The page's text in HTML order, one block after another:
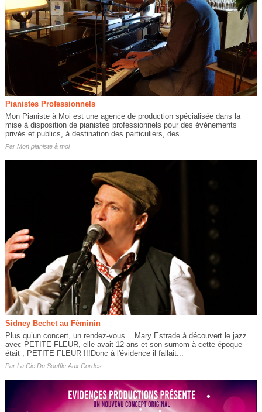
Pianistes Professionnels
Mon Pianiste à Moi est une agence de production spécialisée dans la
mise à disposition de pianistes professionnels pour des événements
privés et publics, à destination des particuliers, des...
Par Mon pianiste à moi
Sidney Bechet au Féminin
Plus qu’un concert, un rendez-vous ...Mary Estrade à découvert le jazz
avec PETITE FLEUR, elle avait 12 ans et son surnom à cette époque
était ; PETITE FLEUR !!!Donc à l'évidence il fallait...
Par La Cie Du Souffle Aux Cordes